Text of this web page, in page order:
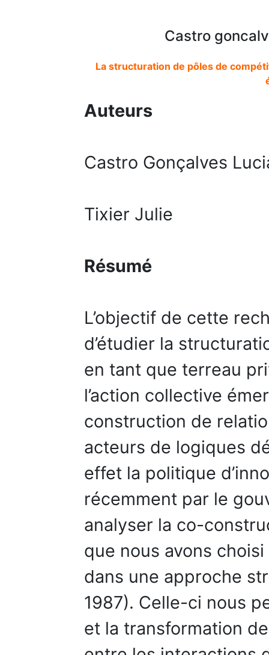
Castro
La structuration de pôles de
Auteurs
Castro Gonçalves
Tixier Julie
Résumé
L’objectif de cette
d’étudier la
en tant que terreau
l’action collective
construction de
acteurs de logiques
effet la politique
récemment par le
analyser la co-
que nous avons
dans une approche
1987). Celle-ci nous
et la transformation